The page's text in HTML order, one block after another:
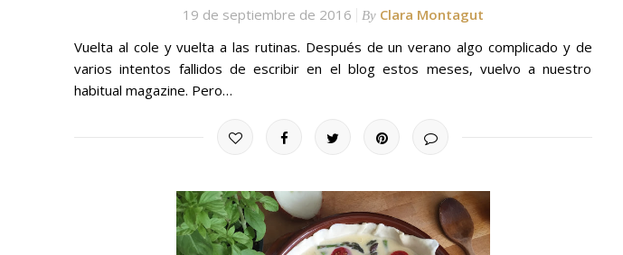
19 de septiembre de 2016 By Clara Montagut
Vuelta al cole y vuelta a las rutinas. Después de un verano algo complicado y de
varios intentos fallidos de escribir en el blog estos meses, vuelvo a nuestro
habitual magazine. Pero…